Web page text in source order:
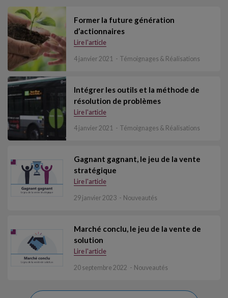
Former la future génération
d’actionnaires
Lire l'article
4 janvier 2021 Témoignages & Réalisations
Intégrer les outils et la méthode de
résolution de problèmes
Lire l'article
4 janvier 2021 Témoignages & Réalisations
Gagnant gagnant, le jeu de la vente
stratégique
Lire l'article
29 janvier 2023 Nouveautés
Marché conclu, le jeu de la vente de
solution
Lire l'article
20 septembre 2022 Nouveautés